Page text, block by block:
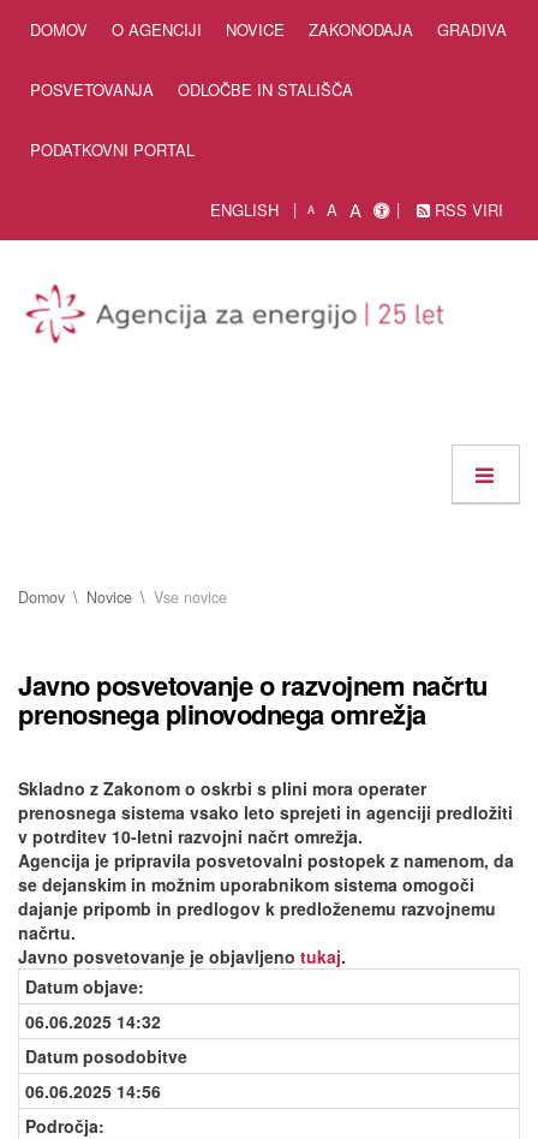
DOMOV O AGENCIJI NOVICE ZAKONODAJA GRADIVA
POSVETOVANJA ODLOČBE IN STALIŠČA
PODATKOVNI PORTAL
ENGLISH A A A RSS VIRI
Domov Novice Vse novice
Javno posvetovanje o razvojnem načrtu
prenosnega plinovodnega omrežja
Skladno z Zakonom o oskrbi s plini mora operater
prenosnega sistema vsako leto sprejeti in agenciji predložiti
v potrditev 10-letni razvojni načrt omrežja.
Agencija je pripravila posvetovalni postopek z namenom, da
se dejanskim in možnim uporabnikom sistema omogoči
dajanje pripomb in predlogov k predloženemu razvojnemu
načrtu.
Javno posvetovanje je objavljeno tukaj.
Datum objave:
06.06.2025 14:32
Datum posodobitve
06.06.2025 14:56
Področja: